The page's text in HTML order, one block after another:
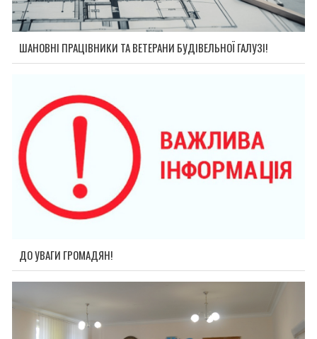
ШАНОВНІ ПРАЦІВНИКИ ТА ВЕТЕРАНИ БУДІВЕЛЬНОЇ ГАЛУЗІ!
ДО УВАГИ ГРОМАДЯН!